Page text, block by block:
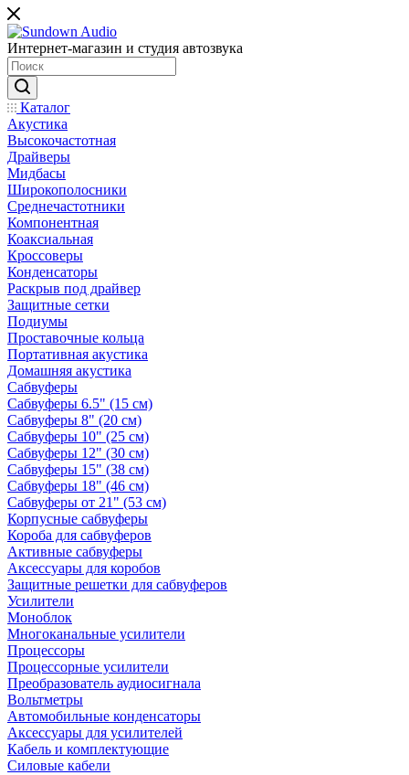
Интернет-магазин и студия автозвука
Каталог
Акустика
Высокочастотная
Драйверы
Мидбасы
Широкополосники
Среднечастотники
Компонентная
Коаксиальная
Кроссоверы
Конденсаторы
Раскрыв под драйвер
Защитные сетки
Подиумы
Проставочные кольца
Портативная акустика
Домашняя акустика
Сабвуферы
Сабвуферы 6.5" (15 см)
Сабвуферы 8" (20 см)
Сабвуферы 10" (25 см)
Сабвуферы 12" (30 см)
Сабвуферы 15" (38 см)
Сабвуферы 18" (46 см)
Сабвуферы от 21" (53 см)
Корпусные сабвуферы
Короба для сабвуферов
Активные сабвуферы
Аксессуары для коробов
Защитные решетки для сабвуферов
Усилители
Моноблок
Многоканальные усилители
Процессоры
Процессорные усилители
Преобразователь аудиосигнала
Вольтметры
Автомобильные конденсаторы
Аксессуары для усилителей
Кабель и комплектующие
Силовые кабели